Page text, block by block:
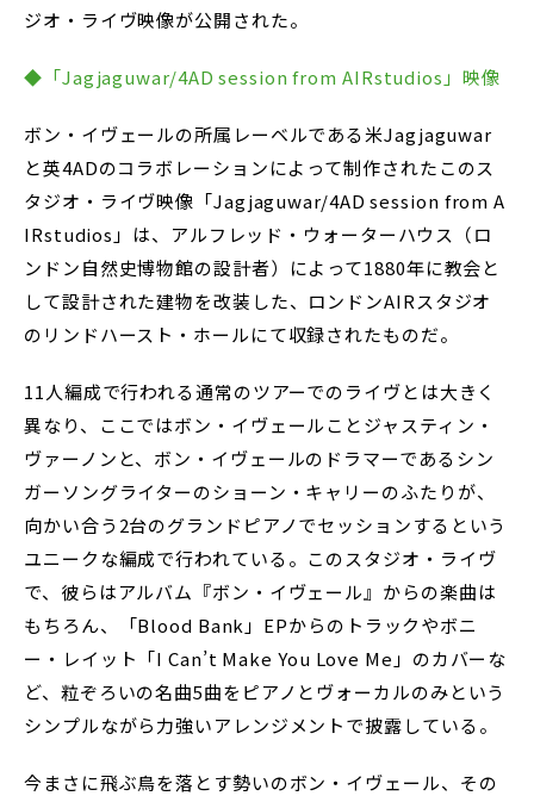
ジオ・ライヴ映像が公開された。
◆「Jagjaguwar/4AD session from AIRstudios」映像
ボン・イヴェールの所属レーベルである米Jagjaguwar
と英4ADのコラボレーションによって制作されたこのス
タジオ・ライヴ映像「Jagjaguwar/4AD session from A
IRstudios」は、アルフレッド・ウォーターハウス（ロ
ンドン自然史博物館の設計者）によって1880年に教会と
して設計された建物を改装した、ロンドンAIRスタジオ
のリンドハースト・ホールにて収録されたものだ。
11人編成で行われる通常のツアーでのライヴとは大きく
異なり、ここではボン・イヴェールことジャスティン・
ヴァーノンと、ボン・イヴェールのドラマーであるシン
ガーソングライターのショーン・キャリーのふたりが、
向かい合う2台のグランドピアノでセッションするという
ユニークな編成で行われている。このスタジオ・ライヴ
で、彼らはアルバム『ボン・イヴェール』からの楽曲は
もちろん、「Blood Bank」EPからのトラックやボニ
ー・レイット「I Can’t Make You Love Me」のカバーな
ど、粒ぞろいの名曲5曲をピアノとヴォーカルのみという
シンプルながら力強いアレンジメントで披露している。
今まさに飛ぶ鳥を落とす勢いのボン・イヴェール、その